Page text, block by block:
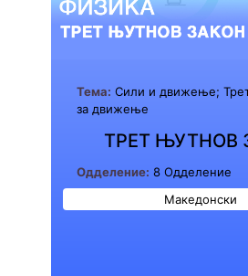
Тема: Сили и движење;
за движење
ТРЕТ ЊУТНОВ
Одделение: 8 Одделение
Македонски